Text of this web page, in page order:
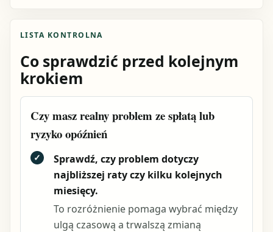
LISTA KONTROLNA
Co sprawdzić przed kolejnym
krokiem
Czy masz realny problem ze spłatą lub
ryzyko opóźnień
✓
Sprawdź, czy problem dotyczy
najbliższej raty czy kilku kolejnych
miesięcy.
To rozróżnienie pomaga wybrać między
ulgą czasową a trwalszą zmianą